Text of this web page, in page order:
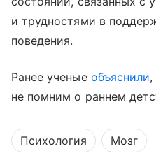
и трудностями в
поведения.
Ранее ученые объяснили,
не помним о раннем
Психология Мозг